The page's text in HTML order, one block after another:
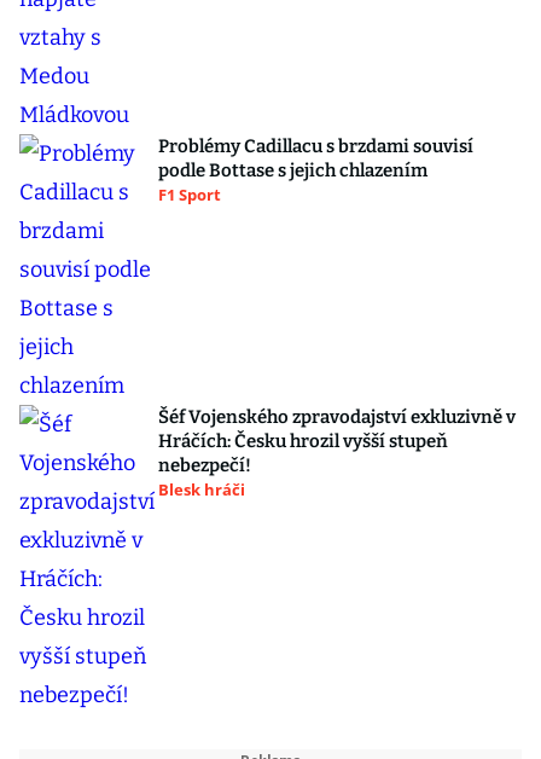
Problémy Cadillacu s brzdami souvisí
podle Bottase s jejich chlazením
F1 Sport
Šéf Vojenského zpravodajství exkluzivně v
Hráčích: Česku hrozil vyšší stupeň
nebezpečí!
Blesk hráči